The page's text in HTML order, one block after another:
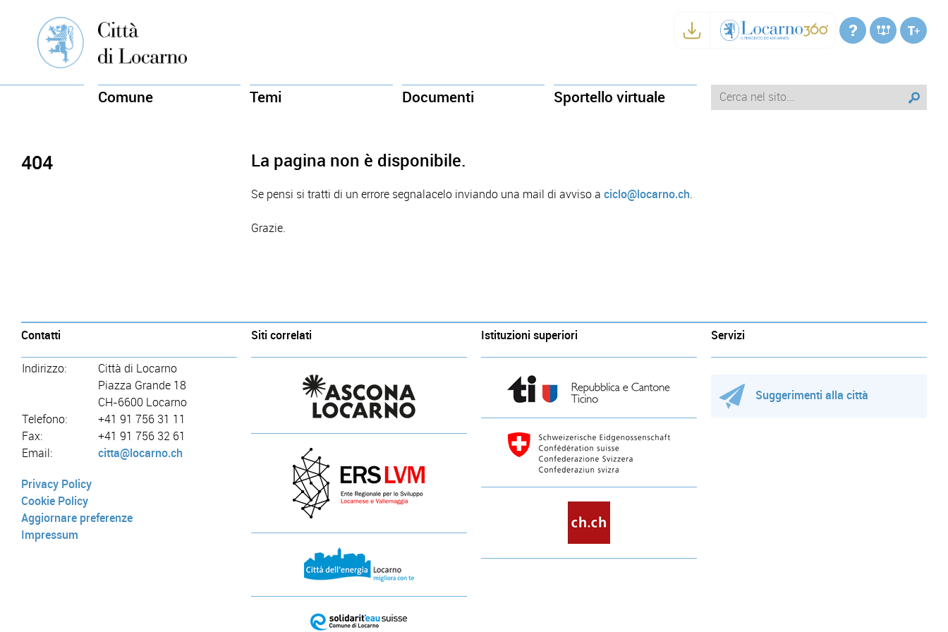
Comune Temi Documenti Sportello virtuale
404 La pagina non è disponibile.
Se pensi si tratti di un errore segnalacelo inviando una mail di avviso a ciclo@locarno.ch.
Grazie.
Contatti
Indirizzo:
Città di Locarno
Piazza Grande 18
CH-6600 Locarno
Telefono:
+41 91 756 31 11
Fax:
+41 91 756 32 61
Email:
citta@locarno.ch
Privacy Policy
Cookie Policy
Aggiornare preferenze
Impressum
Siti correlati Istituzioni superiori Servizi
Suggerimenti alla città